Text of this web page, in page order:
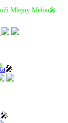
Mlejny Melou🎤
🎤
🎤